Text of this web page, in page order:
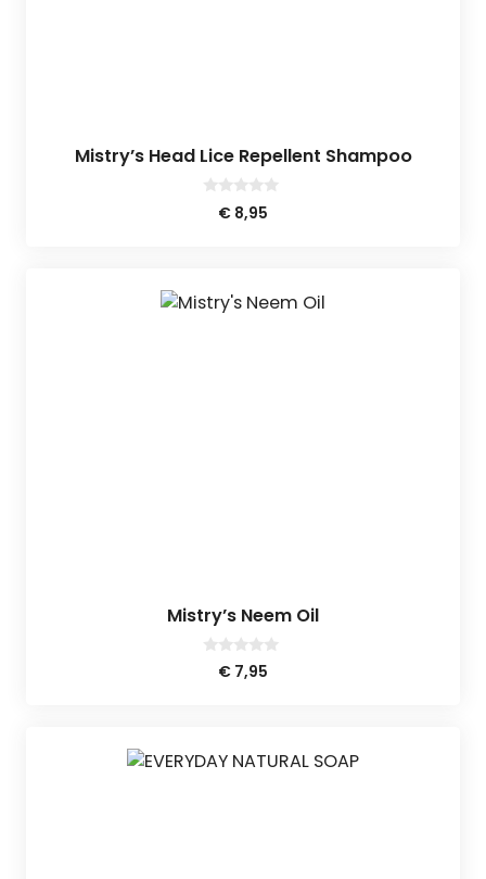
Mistry’s Head Lice Repellent Shampoo
€ 8,95
Mistry’s Neem Oil
€ 7,95